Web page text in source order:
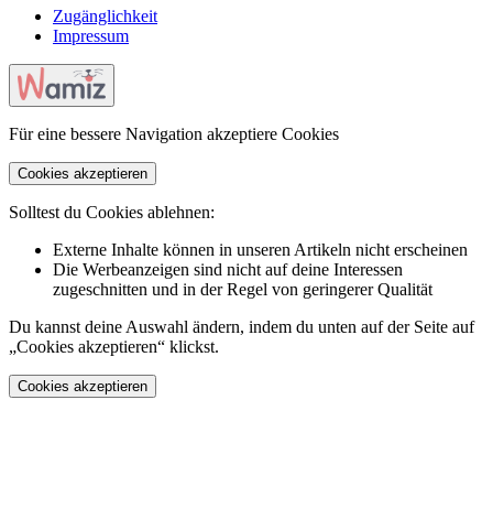
Zugänglichkeit
Impressum
Für eine bessere Navigation akzeptiere Cookies
Cookies akzeptieren
Solltest du Cookies ablehnen:
Externe Inhalte können in unseren Artikeln nicht erscheinen
Die Werbeanzeigen sind nicht auf deine Interessen
zugeschnitten und in der Regel von geringerer Qualität
Du kannst deine Auswahl ändern, indem du unten auf der Seite auf
„Cookies akzeptieren“ klickst.
Cookies akzeptieren